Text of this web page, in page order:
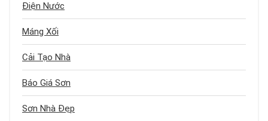
Điện Nước
Máng Xối
Cải Tạo Nhà
Báo Giá Sơn
Sơn Nhà Đẹp